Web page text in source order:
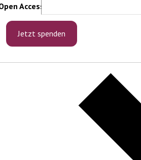
Access.
Jetzt spenden